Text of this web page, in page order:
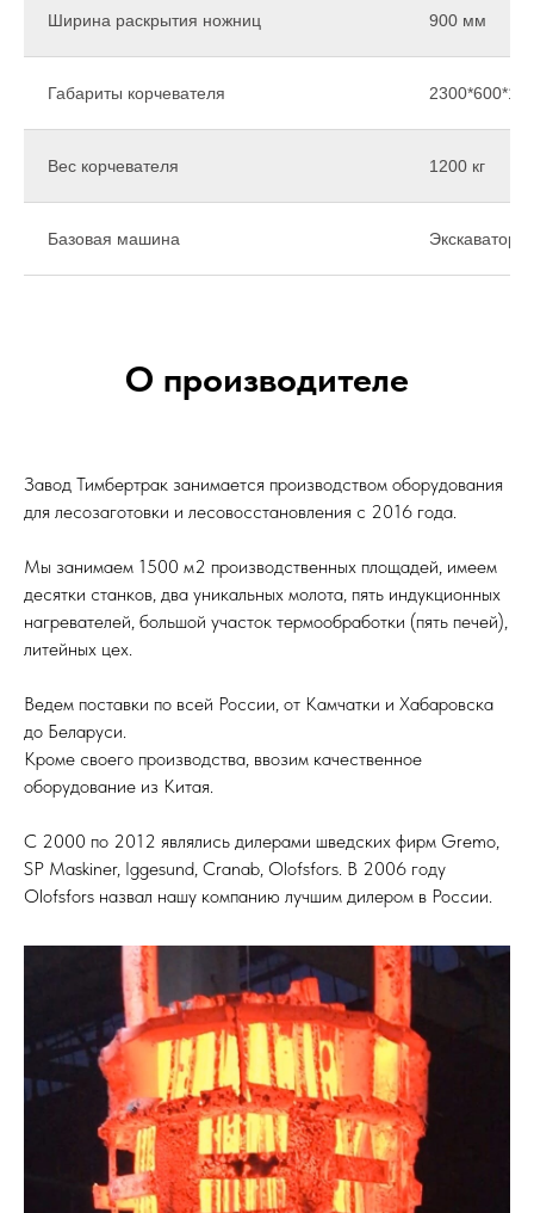
Ширина раскрытия ножниц 900 мм
Габариты корчевателя
Вес корчевателя 1200 кг
Базовая машина Экскаватор
О производителе
Завод Тимбертрак занимается производством оборудования
для лесозаготовки и лесовосстановления с 2016 года.
Мы занимаем 1500 м2 производственных площадей, имеем
десятки станков, два уникальных молота, пять индукционных
нагревателей, большой участок термообработки (пять печей),
литейных цех.
Ведем поставки по всей России, от Камчатки и Хабаровска
до Беларуси.
Кроме своего производства, ввозим качественное
оборудование из Китая.
С 2000 по 2012 являлись дилерами шведских фирм Gremo,
SP Maskiner, Iggesund, Cranab, Olofsfors. В 2006 году
Olofsfors назвал нашу компанию лучшим дилером в России.